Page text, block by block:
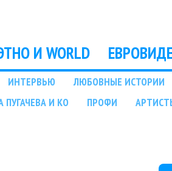
И WORLD
ИНТЕРВЬЮ ЛЮБОВНЫЕ ИСТОРИИ
ПУГАЧЕВА И КО ПРОФИ